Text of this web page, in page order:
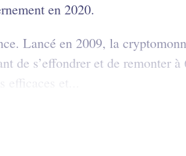
en 2020.
Lancé en 2009, la
de s’effondrer et de remonter
et...